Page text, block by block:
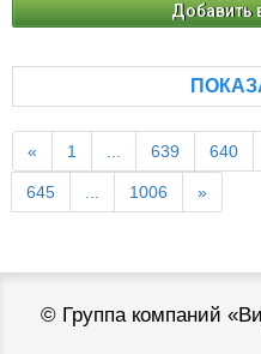
Добавить
« 1 ... 639 640
645 ... 1006 »
© Группа компаний